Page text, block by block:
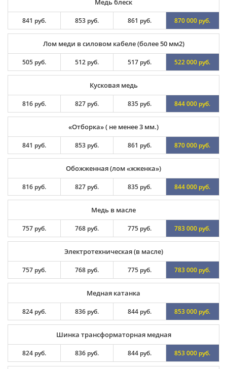
841 руб. 853 руб. 861 руб. 870 000 руб.
Лом меди в силовом кабеле (более 50 мм2)
505 руб. 512 руб. 517 руб. 522 000 руб.
Кусковая медь
816 руб. 827 руб. 835 руб. 844 000 руб.
«Отборка» ( не менее 3 мм.)
841 руб. 853 руб. 861 руб. 870 000 руб.
Обожженная (лом «жженка»)
816 руб. 827 руб. 835 руб. 844 000 руб.
Медь в масле
757 руб. 768 руб. 775 руб. 783 000 руб.
Электротехническая (в масле)
757 руб. 768 руб. 775 руб. 783 000 руб.
Медная катанка
824 руб. 836 руб. 844 руб. 853 000 руб.
Шинка трансформаторная медная
824 руб. 836 руб. 844 руб. 853 000 руб.